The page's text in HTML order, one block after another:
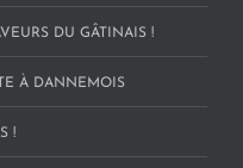
DU GÂTINAIS !
À DANNEMOIS
!